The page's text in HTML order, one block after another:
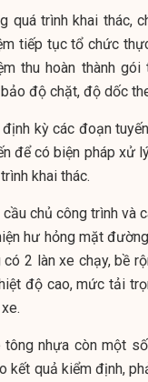
quá trình khai thác,
tiếp tục tổ chức
thu hoàn thành
độ chặt, độ dốc
kỳ các đoạn
để có biện pháp xử
khai thác.
chủ công trình và
hư hỏng mặt
2 làn xe chạy, bề
độ cao, mức tải
nhựa còn một
kết quả kiểm định,